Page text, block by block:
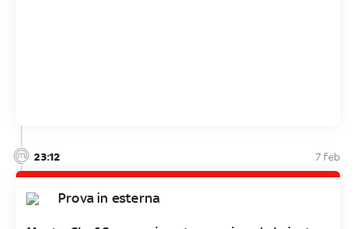
23:12 7 feb
Prova in esterna